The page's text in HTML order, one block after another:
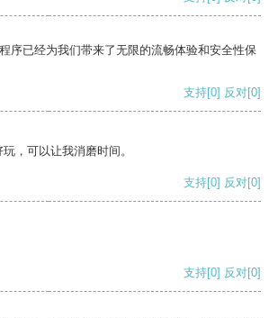
序已经为我们带来了无限的流畅体验和安全性保
支持[0] 反对[0]
，可以让我消磨时间。
支持[0] 反对[0]
支持[0] 反对[0]